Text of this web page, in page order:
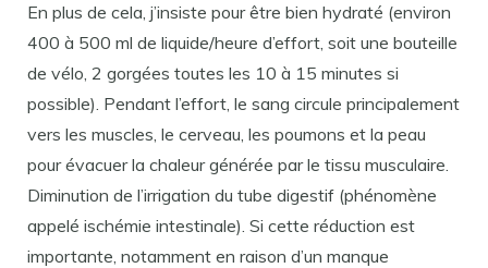
En plus de cela, j’insiste pour être bien hydraté (environ
400 à 500 ml de liquide/heure d’effort, soit une bouteille
de vélo, 2 gorgées toutes les 10 à 15 minutes si
possible). Pendant l’effort, le sang circule principalement
vers les muscles, le cerveau, les poumons et la peau
pour évacuer la chaleur générée par le tissu musculaire.
Diminution de l’irrigation du tube digestif (phénomène
appelé ischémie intestinale). Si cette réduction est
importante, notamment en raison d’un manque